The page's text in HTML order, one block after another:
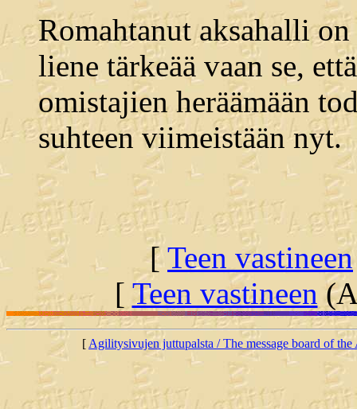
Romahtanut aksahalli
liene tärkeää vaan se,
omistajien heräämään
suhteen viimeistään nyt.
[Teen vastineen
[ Teen vastineen
[Agilitysivujen juttupalsta / The message board of